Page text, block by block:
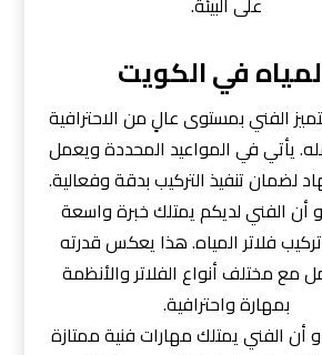
في الكويت
الفني بمستوى عالٍ من الاحترافية
يأتي في المواعيد المحددة ويعمل
لضمان تنفيذ التركيب بدقة وفعالية.
أن الفني لديكم يمتلك خبرة واسعة
فلاتر المياه. هذا يعكس قدرته
مع مختلف أنواع الفلاتر والأنظمة
بمهارة واحترافية.
أن الفني يمتلك مهارات فنية ممتازة